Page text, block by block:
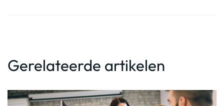
Gerelateerde artikelen